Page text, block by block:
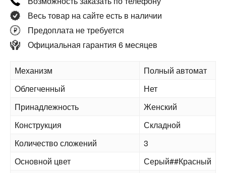
Весь товар на сайте есть в наличии
Предоплата не требуется
Официальная гарантия 6 месяцев
Механизм
Полный автомат
Облегченный
Нет
Принадлежность
Женский
Конструкция
Складной
Количество сложений
3
Основной цвет
Серый##Красный